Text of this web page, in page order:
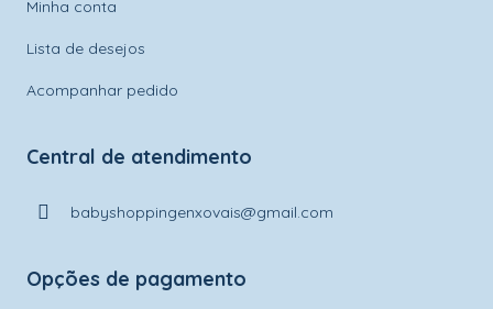
Minha conta
Lista de desejos
Acompanhar pedido
Central de atendimento
babyshoppingenxovais@gmail.com
Opções de pagamento